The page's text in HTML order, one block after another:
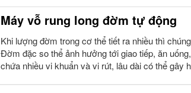
Máy vỗ rung long đờm tự động
Khi lượng đờm trong cơ thể tiết ra nhiều thì
Đờm đặc so thể ảnh hưởng tới giao tiếp, ăn
chứa nhiều vi khuẩn và vi rút, lâu dài có thể gây